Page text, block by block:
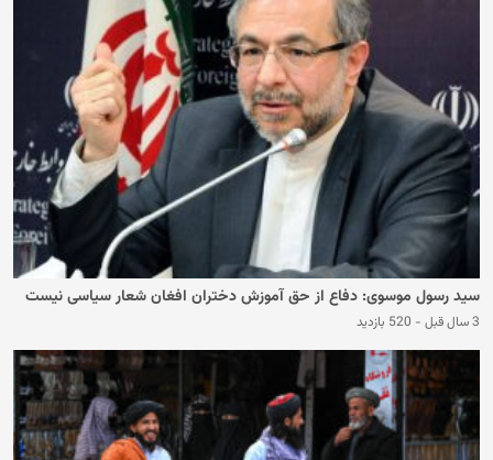
سید رسول موسوی: دفاع از حق آموزش دختران افغان شعار سیاسی نیست
3 سال قبل - 520 بازدید